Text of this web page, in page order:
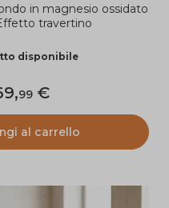
in magnesio ossidato
travertino
disponibile
,99
al carrello